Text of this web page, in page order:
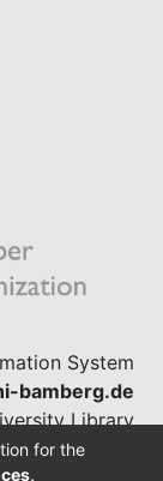
System
bamberg.de
Library
863-1568
for the